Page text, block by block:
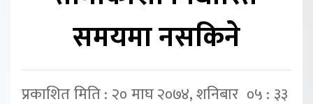
समयमा नसकिने
प्रकाशित मिति : २० माघ २०७४, शनिबार ०५ : ३३